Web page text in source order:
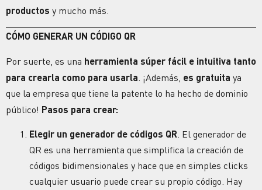
productos y mucho más.
CÓMO GENERAR UN CÓDIGO QR
Por suerte, es una herramienta súper fácil e intuitiva tanto
para crearla como para usarla . ¡Además, es gratuita ya
que la empresa que tiene la patente lo ha hecho de dominio
público! Pasos para crear:
Elegir un generador de códigos QR . El generador de
QR es una herramienta que simplifica la creación de
códigos bidimensionales y hace que en simples clicks
cualquier usuario puede crear su propio código. Hay